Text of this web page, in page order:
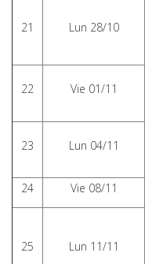
21 Lun 28/10
22 Vie 01/11
23 Lun 04/11
24
Vie 08/11
25 Lun 11/11